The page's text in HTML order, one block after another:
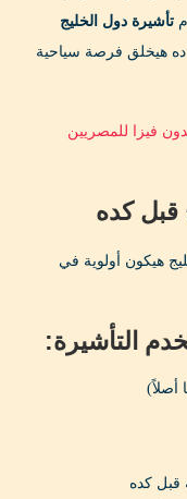
تأشيرة دول الخليج
ده هيخلق فرصة سياحية
فيزا للمصريين
هيكون أولوية في
التأشيرة:
أصلاً)
قبل كده